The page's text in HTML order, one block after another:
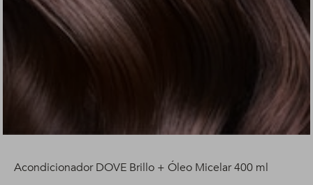
Acondicionador DOVE Brillo + Óleo Micelar 400 ml